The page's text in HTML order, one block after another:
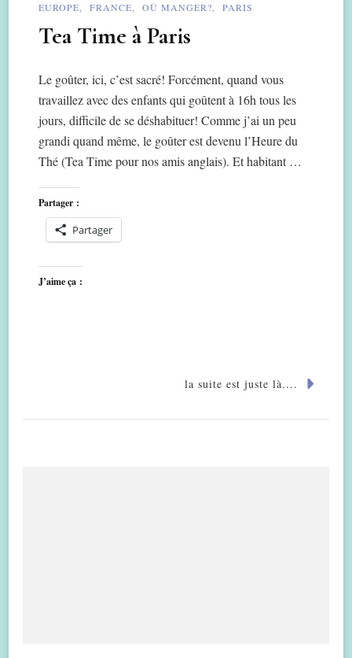
EUROPE FRANCE OÙ MANGER? PARIS
Tea Time à Paris
Le goûter, ici, c’est sacré! Forcément, quand vous
travaillez avec des enfants qui goûtent à 16h tous les
jours, difficile de se déshabituer! Comme j’ai un peu
grandi quand même, le goûter est devenu l’Heure du
Thé (Tea Time pour nos amis anglais). Et habitant …
Partager :
Partager
J’aime ça :
la suite est juste là....